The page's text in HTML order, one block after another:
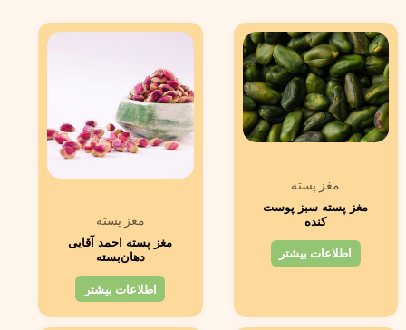
مغز پسته
مغز پسته سبز پوست
کنده
اطلاعات بیشتر
مغز پسته
مغز پسته احمد آقایی
دهان‌بسته
اطلاعات بیشتر